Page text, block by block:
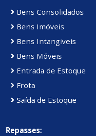
Bens Consolidados
Bens Imóveis
Bens Intangiveis
Bens Móveis
Entrada de Estoque
Frota
Saída de Estoque
Repasses: